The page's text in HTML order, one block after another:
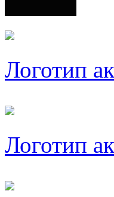
Логотип
Логотип